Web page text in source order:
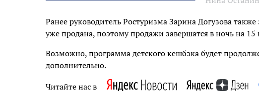
Ранее руководитель Ростуризма Зарина Догузова
уже продана, поэтому продажи завершатся в ночь на
Возможно, программа детского кешбэка будет
дополнительно.
Читайте нас в